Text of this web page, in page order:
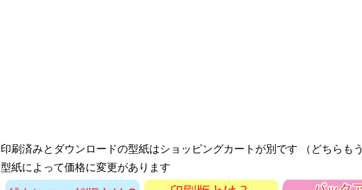
印刷済みとダウンロードの型紙はショッピングカートが別です （どちらも
型紙によって価格に変更があります